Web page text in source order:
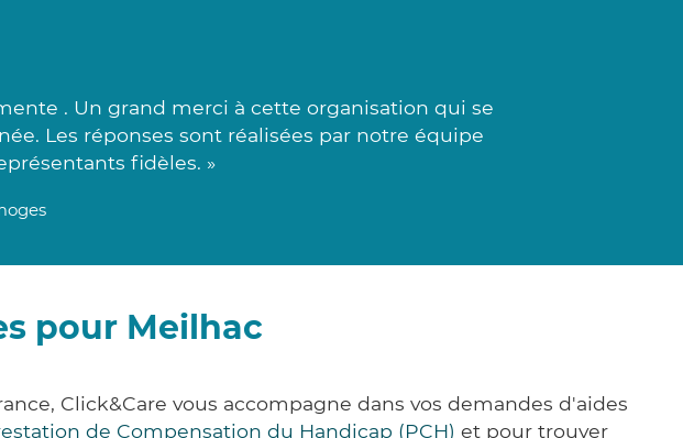
. Un grand merci à cette organisation qui se
Les réponses sont réalisées par notre équipe
fidèles. »
pour Meilhac
Click&Care vous accompagne dans vos demandes d'aides
de Compensation du Handicap (PCH) et pour trouver